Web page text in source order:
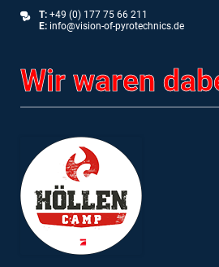
T: +49 (0) 177 75 66 211
E:info@vision-of-pyrotechnics.de
Wir waren